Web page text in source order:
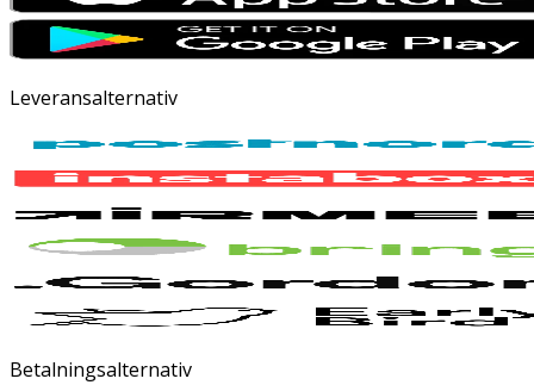
Leveransalternativ
Betalningsalternativ